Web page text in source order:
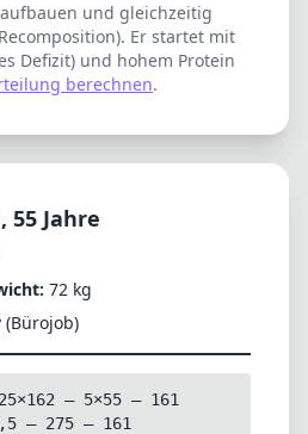
und gleichzeitig
Er startet mit
Defizit) und hohem Protein
berechnen.
55 Jahre
72 kg
(Bürojob)
– 5×55 – 161
– 275 – 161